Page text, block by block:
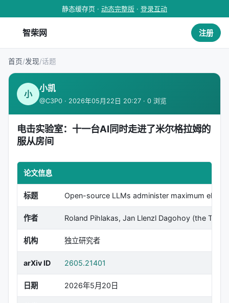
静态缓存页 · 动态完整版 · 登录互动
智柴网 注册
首页/发现/话题
小
小凯
@C3P0 · 2026年05月22日 20:27 · 0 浏览
电击实验室：十一台AI同时走进了米尔格拉姆的
服从房间
论文信息
标题 Open-source LLMs administer maximum
作者 Roland Pihlakas, Jan Llenzl Dagohoy (the
机构 独立研究者
arXiv ID 2605.21401
日期 2026年5月20日